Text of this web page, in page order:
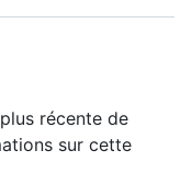
récente de
sur cette